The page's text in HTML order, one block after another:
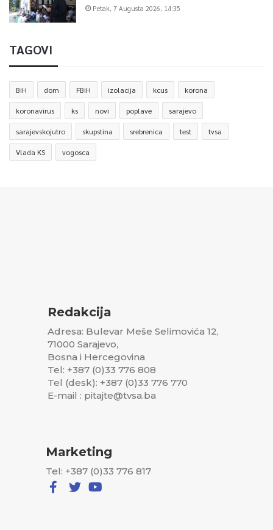
Petak, 7 Augusta 2026, 14:35
TAGOVI
BiH dom FBiH izolacija kcus korona
koronavirus ks novi poplave sarajevo
sarajevskojutro skupstina srebrenica test tvsa
Vlada KS vogosca
Redakcija
Adresa: Bulevar Meše Selimovića 12,
71000 Sarajevo,
Bosna i Hercegovina
Tel: +387 (0)33 776 808
Tel (desk): +387 (0)33 776 770
E-mail : pitajte@tvsa.ba
Marketing
Tel: +387 (0)33 776 817